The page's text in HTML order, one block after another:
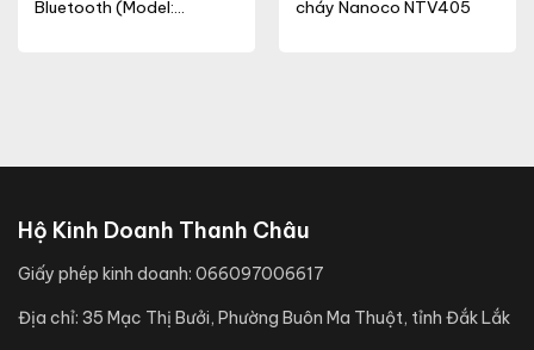
Bluetooth (Model:
cháy Nanoco NTV405
Hộ Kinh Doanh Thanh Châu
Giấy phép kinh doanh: 066097006617
Địa chỉ: 35 Mạc Thị Bưởi, Phường Buôn Ma Thuột, tỉnh Đắk Lắk